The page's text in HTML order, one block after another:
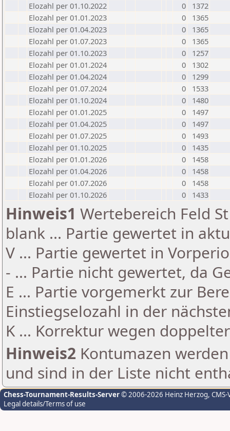
Elozahl per 01.10.2022
0
1372
Elozahl per 01.01.2023
0
1365
Elozahl per 01.04.2023
0
1365
Elozahl per 01.07.2023
0
1365
Elozahl per 01.10.2023
0
1257
Elozahl per 01.01.2024
0
1302
Elozahl per 01.04.2024
0
1299
Elozahl per 01.07.2024
0
1533
Elozahl per 01.10.2024
0
1480
Elozahl per 01.01.2025
0
1497
Elozahl per 01.04.2025
0
1497
Elozahl per 01.07.2025
0
1493
Elozahl per 01.10.2025
0
1435
Elozahl per 01.01.2026
0
1458
Elozahl per 01.04.2026
0
1458
Elozahl per 01.07.2026
0
1458
Elozahl per 01.10.2026
0 1433
Hinweis1 Wertebereich Feld
blank ... Partie gewertet in
V ... Partie gewertet in
- ... Partie nicht gewertet, da
E ... Partie vorgemerkt zur
Einstiegselozahl in der
K ... Korrektur wegen
Hinweis2 Kontumazen
und sind in der Liste nicht
Chess-Tournament-Results-Server© 2006-2026 Heinz Herzog,
Legal details/Terms of use